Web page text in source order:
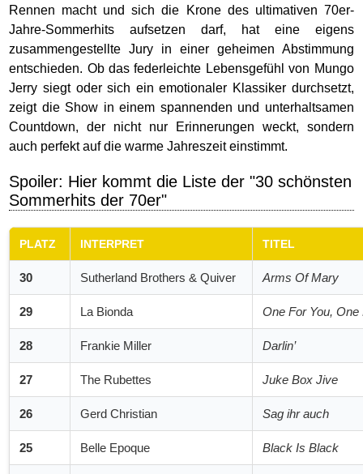
Rennen macht und sich die Krone des ultimativen 70er-
Jahre-Sommerhits aufsetzen darf, hat eine eigens
zusammengestellte Jury in einer geheimen Abstimmung
entschieden. Ob das federleichte Lebensgefühl von Mungo
Jerry siegt oder sich ein emotionaler Klassiker durchsetzt,
zeigt die Show in einem spannenden und unterhaltsamen
Countdown, der nicht nur Erinnerungen weckt, sondern
auch perfekt auf die warme Jahreszeit einstimmt.
Spoiler: Hier kommt die Liste der "30 schönsten
Sommerhits der 70er"
PLATZ INTERPRET TITEL
30 Sutherland Brothers & Quiver Arms Of Mary
29 La Bionda One For You, One
28 Frankie Miller Darlin’
27 The Rubettes Juke Box Jive
26 Gerd Christian Sag ihr auch
25 Belle Epoque Black Is Black